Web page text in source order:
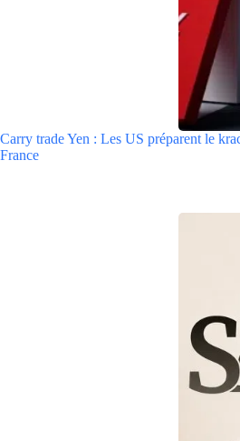
Carry trade Yen : Les US préparent le
France